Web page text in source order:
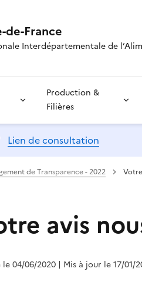
de-France
Interdépartementale de
Production &
Filières
Lien de consultation
de Transparence - 2022
avis
le 04/06/2020 | Mis à jour le 17/01/